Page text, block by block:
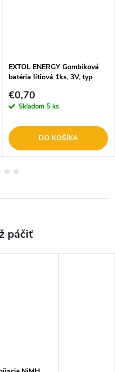
EXTOL ENERGY Gombíková
batéria lítiová 1ks, 3V, typ
€0,70
Skladom 5 ks
DO KOŠÍKA